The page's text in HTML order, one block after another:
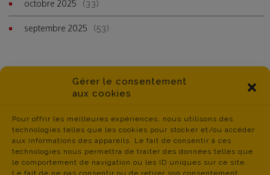
Gérer le consentement
aux cookies
Pour offrir les meilleures expériences, nous utilisons des
technologies telles que les cookies pour stocker et/ou accéder
aux informations des appareils. Le fait de consentir à ces
technologies nous permettra de traiter des données telles que
le comportement de navigation ou les ID uniques sur ce site.
Le fait de ne pas consentir ou de retirer son consentement
octobre 2025 (33)
septembre 2025 (53)